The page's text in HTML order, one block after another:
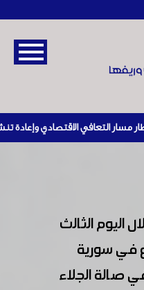
اليوم الثالث
في سورية
في صالة الجلاء